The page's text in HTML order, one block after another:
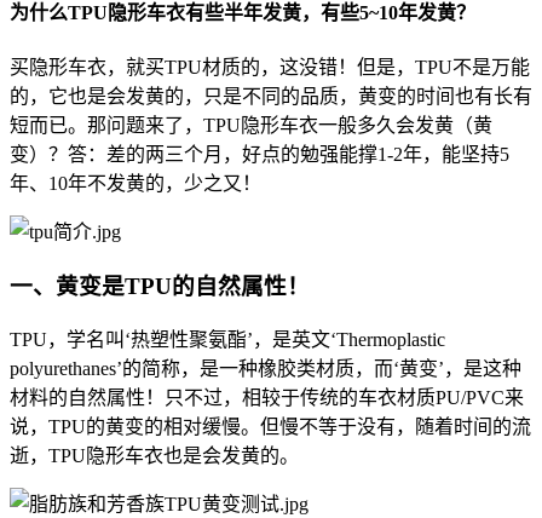
为什么TPU隐形车衣有些半年发黄，有些5~10年发黄？
买隐形车衣，就买TPU材质的，这没错！但是，TPU不是万能
的，它也是会发黄的，只是不同的品质，黄变的时间也有长有
短而已。那问题来了，TPU隐形车衣一般多久会发黄（黄
变）？答：差的两三个月，好点的勉强能撑1-2年，能坚持5
年、10年不发黄的，少之又！
一、黄变是TPU的自然属性！
TPU，学名叫‘热塑性聚氨酯’，是英文‘Thermoplastic
polyurethanes’的简称，是一种橡胶类材质，而‘黄变’，是这种
材料的自然属性！只不过，相较于传统的车衣材质PU/PVC来
说，TPU的黄变的相对缓慢。但慢不等于没有，随着时间的流
逝，TPU隐形车衣也是会发黄的。